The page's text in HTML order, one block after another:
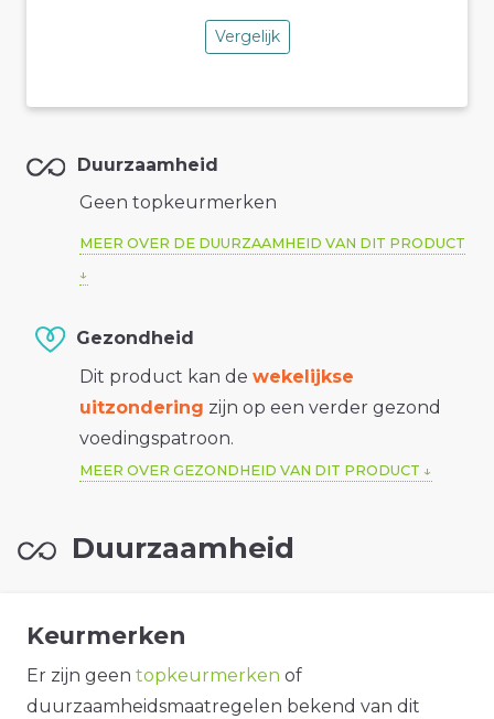
Vergelijk
Duurzaamheid
Geen topkeurmerken
MEER OVER DE DUURZAAMHEID VAN DIT PRODUCT
Gezondheid
Dit product kan de wekelijkse
uitzondering zijn op een verder gezond
voedingspatroon.
MEER OVER GEZONDHEID VAN DIT PRODUCT
Duurzaamheid
Keurmerken
Er zijn geen topkeurmerken of
duurzaamheidsmaatregelen bekend van dit